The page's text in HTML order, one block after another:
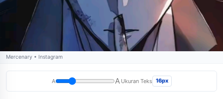
Mercenary • Instagram
A A Ukuran Teks 16px